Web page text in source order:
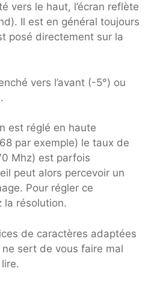
vers le haut, l’écran reflète
Il est en général toujours
posé directement sur la
vers l’avant (-5°) ou
est réglé en haute
par exemple) le taux de
Mhz) est parfois
peut alors percevoir un
Pour régler ce
la résolution.
de caractères adaptées
sert de vous faire mal